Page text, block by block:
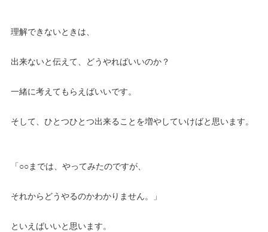
理解できないときは、
出来ないと伝えて、どうやればいいのか？
一緒に考えてもらえばいいです。
そして、ひとつひとつ出来ることを増やしていけばと思います。
「○○までは、やってみたのですが、
それからどうやるのかわかりません。」
といえばいいと思います。